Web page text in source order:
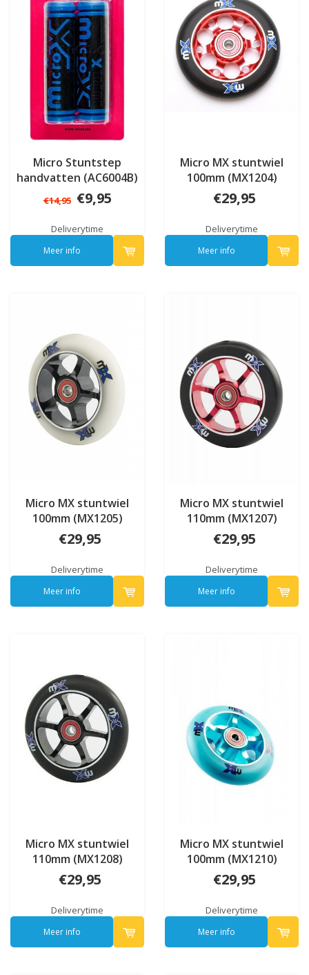
Micro Stuntstep
handvatten (AC6004B)
€14,95 €9,95
Deliverytime
Meer info
Micro MX stuntwiel
100mm (MX1204)
€29,95
Deliverytime
Meer info
Micro MX stuntwiel
100mm (MX1205)
€29,95
Deliverytime
Meer info
Micro MX stuntwiel
110mm (MX1207)
€29,95
Deliverytime
Meer info
Micro MX stuntwiel
110mm (MX1208)
€29,95
Deliverytime
Meer info
Micro MX stuntwiel
100mm (MX1210)
€29,95
Deliverytime
Meer info